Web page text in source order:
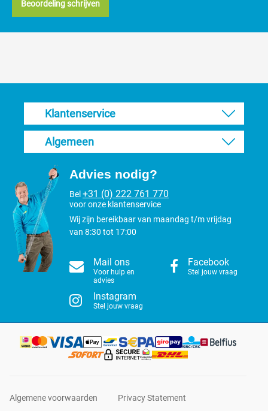
Beoordeling schrijven
Klantenservice
Algemeen
Advies nodig?
Bel+31 (0) 222 761 770
voor onze klantenservice
Wij zijn bereikbaar van maandag t/m vrijdag
van 8:30 tot 17:00
Mail ons
Voor hulp en
advies
Facebook
Stel jouw vraag
Instagram
Stel jouw vraag
Algemene voorwaarden Privacy Statement